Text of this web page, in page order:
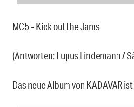
MC5 – Kick out the Jams
(Antworten: Lupus Lindemann /
Das neue Album von KADAVAR